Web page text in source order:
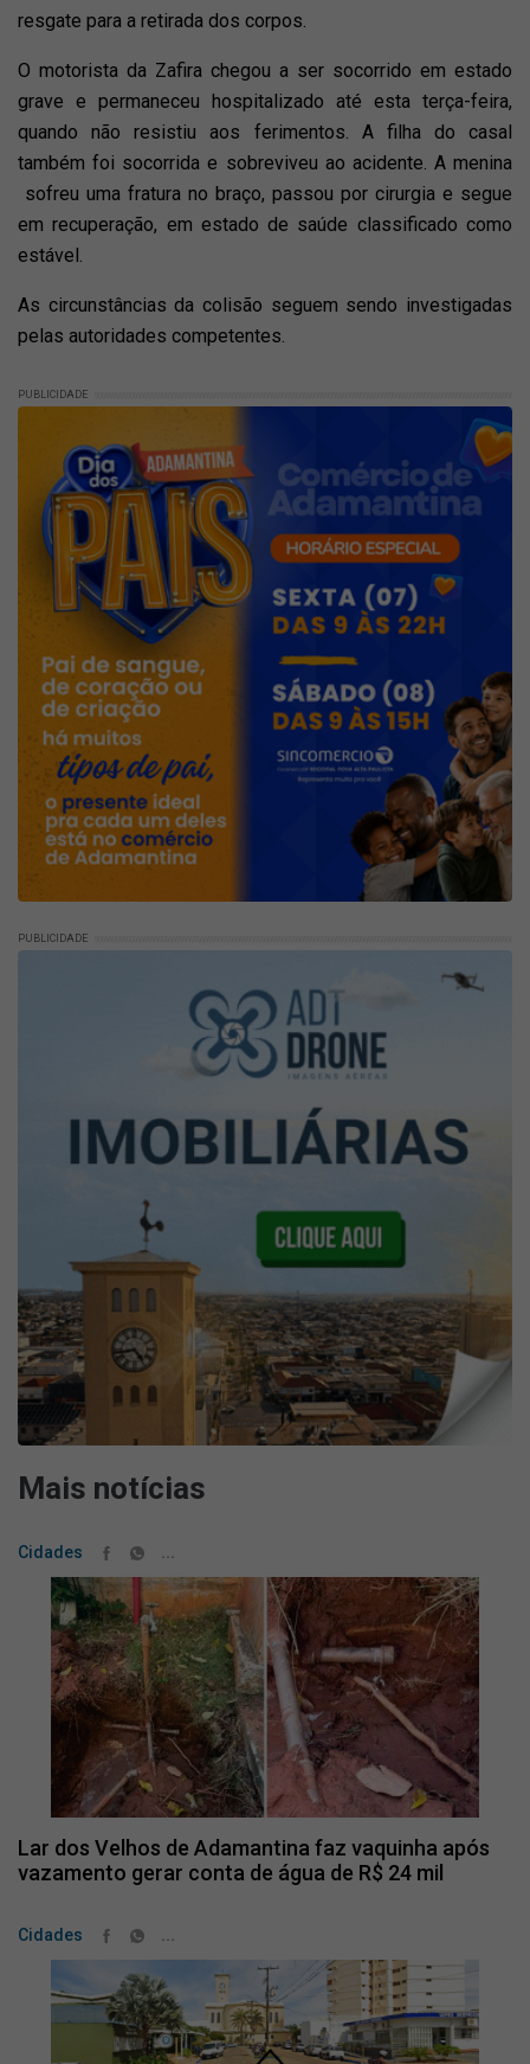
resgate para a retirada dos corpos.
O motorista da Zafira chegou a ser socorrido em estado
grave e permaneceu hospitalizado até esta terça-feira,
quando não resistiu aos ferimentos. A filha do casal
também foi socorrida e sobreviveu ao acidente. A menina
sofreu uma fratura no braço, passou por cirurgia e segue
em recuperação, em estado de saúde classificado como
estável.
As circunstâncias da colisão seguem sendo investigadas
pelas autoridades competentes.
PUBLICIDADE
PUBLICIDADE
Mais notícias
Cidades ...
Lar dos Velhos de Adamantina faz vaquinha após
vazamento gerar conta de água de R$ 24 mil
Cidades ...